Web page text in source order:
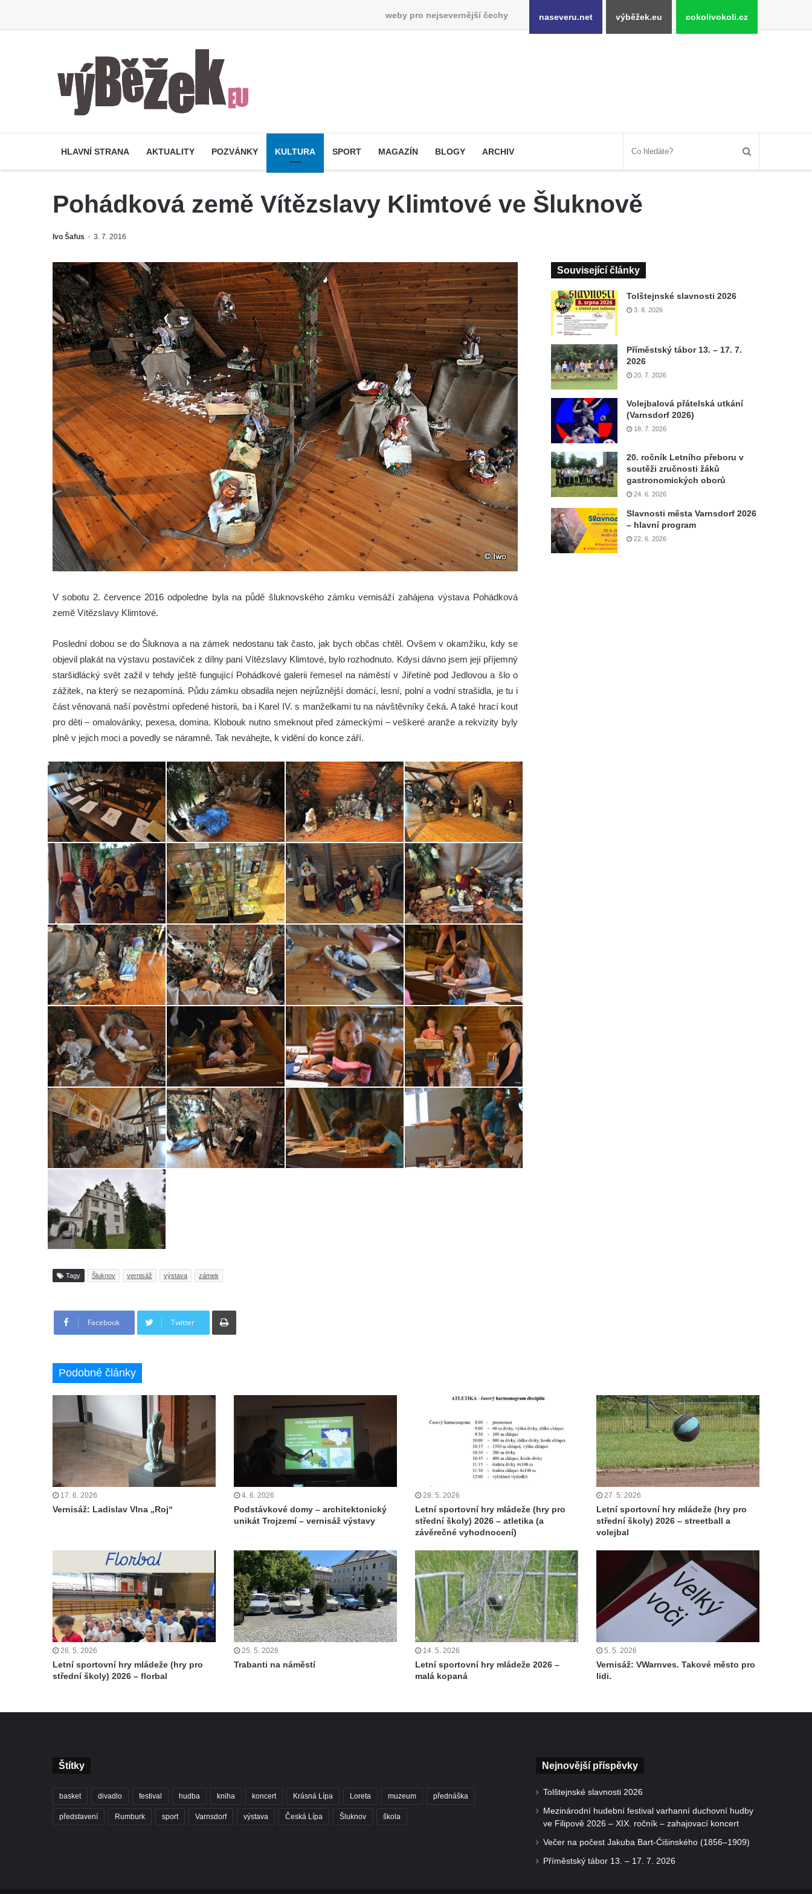
weby pro nejsevernější čechy naseveru.net výběžek.eu cokolivokoli.cz
HLAVNÍ STRANA AKTUALITY POZVÁNKY KULTURA SPORT MAGAZÍN BLOGY ARCHIV
Pohádková země Vítězslavy Klimtové ve Šluknově
Ivo Šafus 3. 7. 2016
V sobotu 2. července 2016 odpoledne byla na půdě šluknovského zámku vernisáží zahájena výstava Pohádková
země Vítězslavy Klimtové.
Poslední dobou se do Šluknova a na zámek nedostanu tak často, jak bych občas chtěl. Ovšem v okamžiku, kdy se
objevil plakát na výstavu postaviček z dílny paní Vítězslavy Klimtové, bylo rozhodnuto. Kdysi dávno jsem její příjemný
staršidlácký svět zažil v tehdy ještě fungující Pohádkové galerii řemesel na náměstí v Jiřetíně pod Jedlovou a šlo o
zážitek, na který se nezapomíná. Půdu zámku obsadila nejen nejrůznější domácí, lesní, polní a vodní strašidla, je tu i
část věnovaná naší pověstmi opředené historii, ba i Karel IV. s manželkami tu na návštěvníky čeká. A také hrací kout
pro děti – omalovánky, pexesa, domina. Klobouk nutno smeknout před zámeckými – veškeré aranže a rekvizity byly
plně v jejich moci a povedly se náramně. Tak neváhejte, k vidění do konce září.
Tagy Šluknov vernisáž výstava zámek
Facebook Twitter
Tisknout
Související články
Tolštejnské slavnosti 2026
3. 8. 2026
Příměstský tábor 13. – 17. 7.
2026
20. 7. 2026
Volejbalová přátelská utkání
(Varnsdorf 2026)
18. 7. 2026
20. ročník Letního přeboru v
soutěži zručnosti žáků
gastronomických oborů
24. 6. 2026
Slavnosti města Varnsdorf 2026
– hlavní program
22. 6. 2026
Podobné články
17. 6. 2026
Vernisáž: Ladislav Vlna „Roj“
4. 6. 2026
Podstávkové domy – architektonický
unikát Trojzemí – vernisáž výstavy
28. 5. 2026
Letní sportovní hry mládeže (hry pro
střední školy) 2026 – atletika (a
závěrečné vyhodnocení)
27. 5. 2026
Letní sportovní hry mládeže (hry pro
střední školy) 2026 – streetball a
volejbal
26. 5. 2026
Letní sportovní hry mládeže (hry pro
střední školy) 2026 – florbal
25. 5. 2026
Trabanti na náměstí
14. 5. 2026
Letní sportovní hry mládeže 2026 –
malá kopaná
5. 5. 2026
Vernisáž: VWarnves. Takové město pro
lidi.
Štítky
basket divadlo festival hudba kniha koncert Krásná Lípa Loreta muzeum přednáška
představení Rumburk sport Varnsdorf výstava Česká Lípa Šluknov škola
Nejnovější příspěvky
Tolštejnské slavnosti 2026
Mezinárodní hudební festival varhanní duchovní hudby
ve Filipově 2026 – XIX. ročník – zahajovací koncert
Večer na počest Jakuba Bart-Ćišinského (1856–1909)
Příměstský tábor 13. – 17. 7. 2026